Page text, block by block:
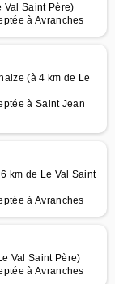
Val Saint Père)
à Avranches
(à 4 km de Le
à Saint Jean
km de Le Val Saint
à Avranches
Val Saint Père)
à Avranches